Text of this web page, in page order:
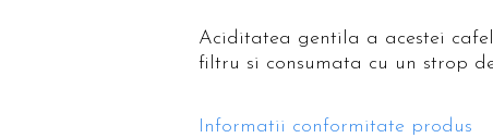
Aciditatea gentila a acestei
filtru si consumata cu un strop
Informatii conformitate produs